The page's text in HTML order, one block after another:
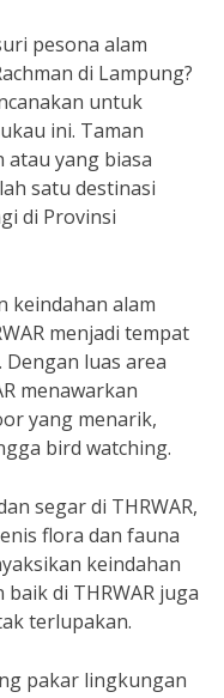
pesona alam
di Lampung?
untuk
ini. Taman
atau yang biasa
satu destinasi
di Provinsi
keindahan alam
menjadi tempat
luas area
menawarkan
yang menarik,
bird watching.
segar di THRWAR,
flora dan fauna
keindahan
di THRWAR juga
terlupakan.
pakar lingkungan